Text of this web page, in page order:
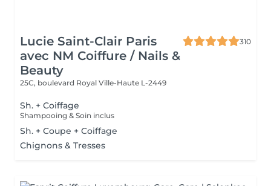
Lucie Saint-Clair Paris
avec NM Coiffure / Nails &
Beauty
310
25C, boulevard Royal Ville-Haute L-2449
Sh. + Coiffage
Shampooing & Soin inclus
Sh. + Coupe + Coiffage
Chignons & Tresses